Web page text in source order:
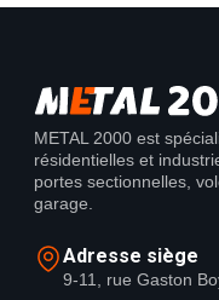
METAL 2000 est
résidentielles et
portes sectionnelles,
garage.
Adresse siège
9-11, rue Gaston